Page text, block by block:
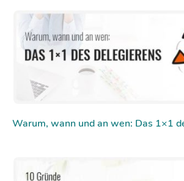
Warum, wann und an wen: Das 1×1